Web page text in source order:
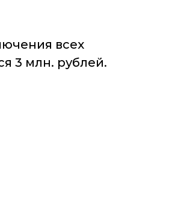
всех
3 млн. рублей.